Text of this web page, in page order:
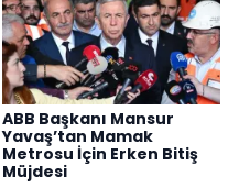
ABB Başkanı Mansur
Yavaş’tan Mamak
Metrosu İçin Erken Bitiş
Müjdesi